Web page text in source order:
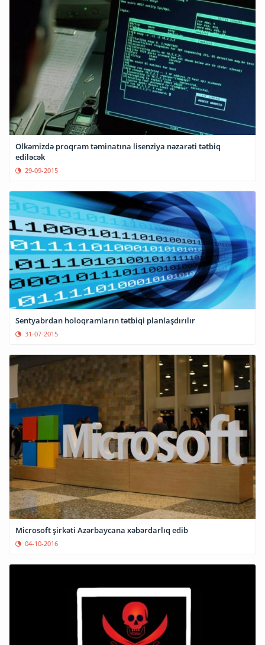
Ölkəmizdə proqram təminatına lisenziya nəzarəti tətbiq
ediləcək
29-09-2015
Sentyabrdan holoqramların tətbiqi planlaşdırılır
31-07-2015
Microsoft şirkəti Azərbaycana xəbərdarlıq edib
04-10-2016